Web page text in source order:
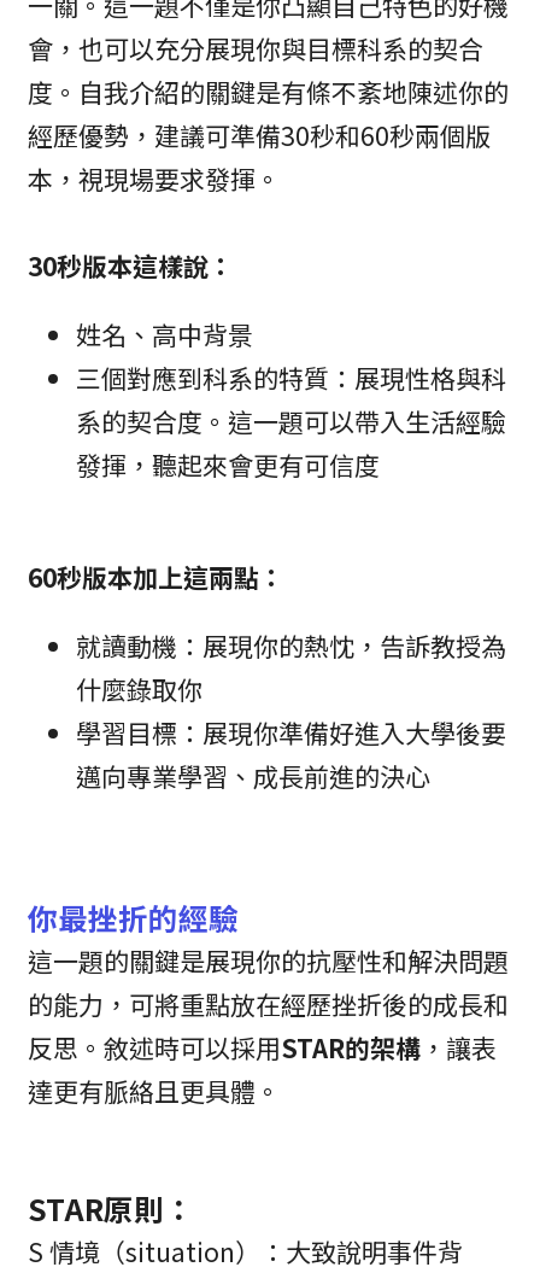
會，也可以充分展現你與目標科系的契合
度。自我介紹的關鍵是有條不紊地陳述你的
經歷優勢，建議可準備30秒和60秒兩個版
本，視現場要求發揮。
30秒版本這樣說：
姓名、高中背景
三個對應到科系的特質：展現性格與科
系的契合度。這一題可以帶入生活經驗
發揮，聽起來會更有可信度
60秒版本加上這兩點：
就讀動機：展現你的熱忱，告訴教授為
什麼錄取你
學習目標：展現你準備好進入大學後要
邁向專業學習、成長前進的決心
你最挫折的經驗
這一題的關鍵是展現你的抗壓性和解決問題
的能力，可將重點放在經歷挫折後的成長和
反思。敘述時可以採用STAR的架構 ，讓表
達更有脈絡且更具體。
STAR原則：
S 情境（situation）：大致說明事件背